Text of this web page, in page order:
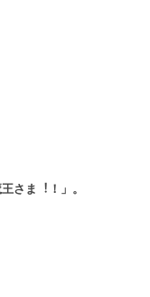
さま︕！」。